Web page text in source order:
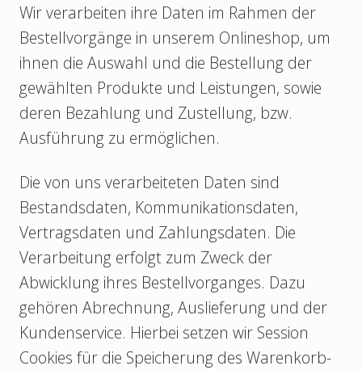
Wir verarbeiten ihre Daten im Rahmen der
Bestellvorgänge in unserem Onlineshop, um
ihnen die Auswahl und die Bestellung der
gewählten Produkte und Leistungen, sowie
deren Bezahlung und Zustellung, bzw.
Ausführung zu ermöglichen.
Die von uns verarbeiteten Daten sind
Bestandsdaten, Kommunikationsdaten,
Vertragsdaten und Zahlungsdaten. Die
Verarbeitung erfolgt zum Zweck der
Abwicklung ihres Bestellvorganges. Dazu
gehören Abrechnung, Auslieferung und der
Kundenservice. Hierbei setzen wir Session
Cookies für die Speicherung des Warenkorb-